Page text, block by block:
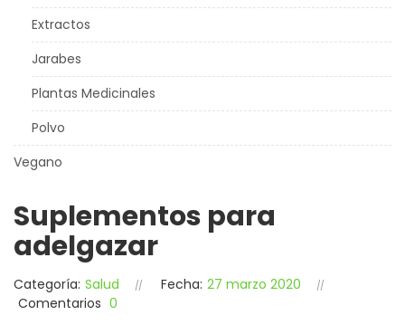
Extractos
Jarabes
Plantas Medicinales
Polvo
Vegano
Suplementos para
adelgazar
Categoría: Salud Fecha: 27 marzo 2020
Comentarios 0